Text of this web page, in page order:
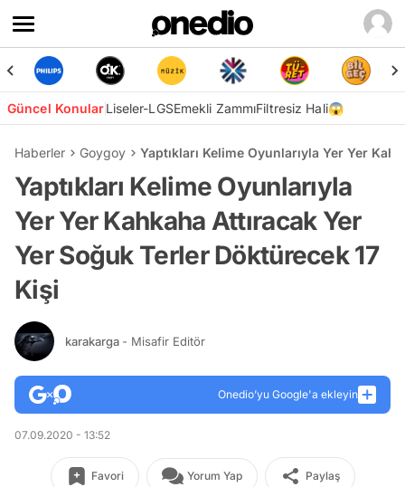
Güncel KonularLiseler-LGSEmekli ZammıFiltresiz Hali😱
Haberler Goygoy Yaptıkları Kelime Oyunlarıyla Yer Yer
Yaptıkları Kelime Oyunlarıyla
Yer Yer Kahkaha Attıracak Yer
Yer Soğuk Terler Döktürecek 17
Kişi
karakarga - Misafir Editör
Onedio’yu Google'a ekleyin
07.09.2020 - 13:52
Favori Yorum Yap Paylaş